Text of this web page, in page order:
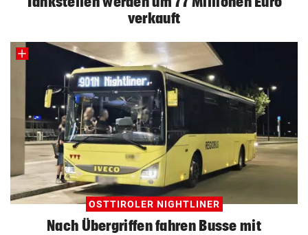
verkauft
OSTTIROLER NIGHTLINER
Nach Übergriffen fahren Busse mit